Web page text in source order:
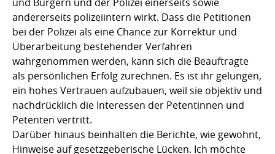
andererseits polizeiintern wirkt. Dass die Petitionen
bei der Polizei als eine Chance zur Korrektur und
Überarbeitung bestehender Verfahren
wahrgenommen werden, kann sich die Beauftragte
als persönlichen Erfolg zurechnen. Es ist ihr gelungen,
ein hohes Vertrauen aufzubauen, weil sie objektiv und
nachdrücklich die Interessen der Petentinnen und
Petenten vertritt.
Darüber hinaus beinhalten die Berichte, wie gewohnt,
Hinweise auf gesetzgeberische Lücken. Ich möchte